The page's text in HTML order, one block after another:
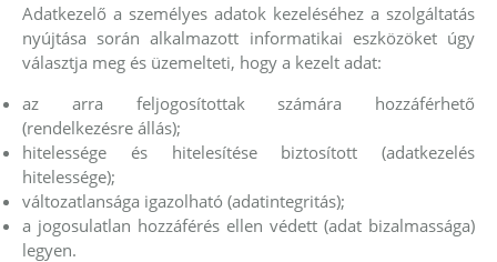
Adatkezelő a személyes adatok kezeléséhez a szolgáltatás
nyújtása során alkalmazott informatikai eszközöket úgy
választja meg és üzemelteti, hogy a kezelt adat:
az arra feljogosítottak számára hozzáférhető
(rendelkezésre állás);
hitelessége és hitelesítése biztosított (adatkezelés
hitelessége);
változatlansága igazolható (adatintegritás);
a jogosulatlan hozzáférés ellen védett (adat bizalmassága)
legyen.